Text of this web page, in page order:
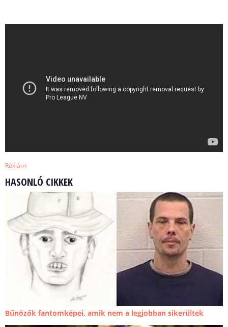
Reklám
HASONLÓ CIKKEK
Bűnözők fantomképei, amik nem a legjobban sikerültek